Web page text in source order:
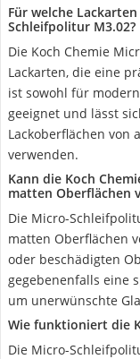
Für welche
Schleifpolitur M3.02?
Die Koch Chemie
Lackarten, die eine
ist sowohl für
geeignet und lässt
Lackoberflächen von
verwenden.
Kann die Koch
matten Oberflächen
Die Micro-
matten Oberflächen
oder beschädigten
gegebenenfalls eine
um unerwünschte
Wie funktioniert die
Die Micro-